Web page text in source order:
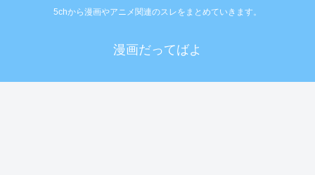
5chから漫画やアニメ関連のスレをまとめていきます。
漫画だってばよ